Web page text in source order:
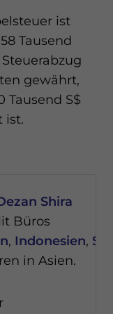
ist
Tausend
gewährt,
Tausend S$
ist.
Shira
Büros
, Indonesien,
in Asien.